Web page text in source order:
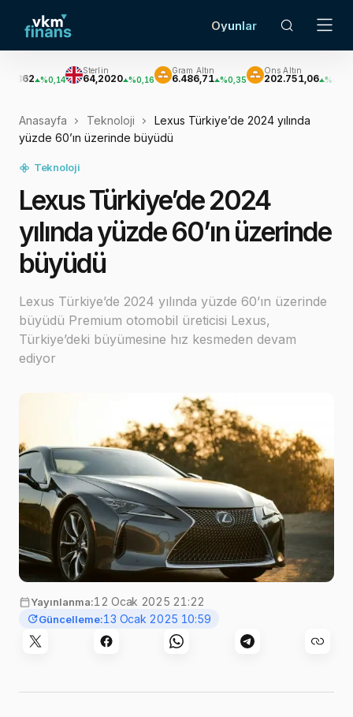
Oyunlar
%0,14
Sterlin
64,2020 %0,16
Gram Altın
6.486,71 %0,35
Ons Altın
202.751,06 %0,35
Anasayfa Teknoloji
Lexus Türkiye’de 2024 yılında
yüzde 60’ın üzerinde büyüdü
Teknoloji
Lexus Türkiye’de 2024
yılında yüzde 60’ın üzerinde
büyüdü
Lexus Türkiye’de 2024 yılında yüzde 60’ın üzerinde
büyüdü Premium otomobil üreticisi Lexus,
Türkiye’deki büyümesine hız kesmeden devam
ediyor
Görsel:Brandon Russell
Yayınlanma:12 Ocak 2025 21:22
Güncelleme:13 Ocak 2025 10:59